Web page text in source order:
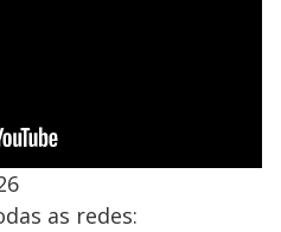
as redes: